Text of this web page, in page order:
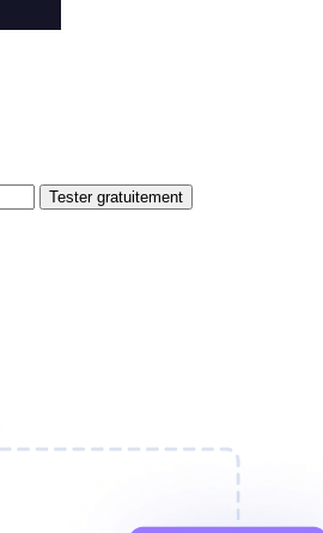
Tester gratuitement